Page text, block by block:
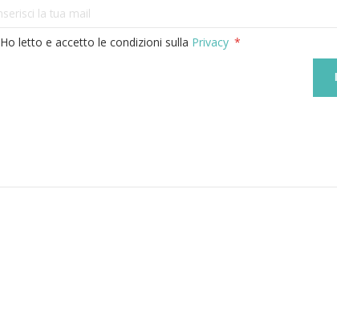
Ho letto e accetto le condizioni sulla Privacy